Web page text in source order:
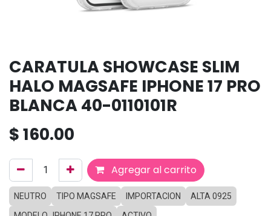
CARATULA SHOWCASE SLIM
HALO MAGSAFE IPHONE 17 PRO
BLANCA 40-0110101R
$160.00
Agregar al carrito
NEUTRO TIPO MAGSAFE IMPORTACION
ALTA 0925